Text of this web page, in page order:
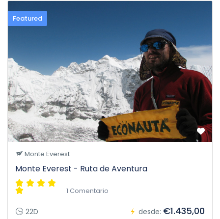
Featured
Monte Everest
Monte Everest - Ruta de Aventura
1 Comentario
22D desde: €1.435,00